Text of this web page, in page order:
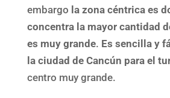
embargo la zona céntrica es
concentra la mayor cantidad
es muy grande. Es sencilla y
la ciudad de Cancún para el
centro muy grande.